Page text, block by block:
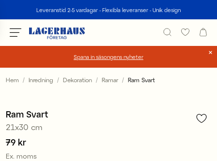
Leveranstid 2-5 vardagar - Flexibla leveranser - Unik design
Spana in säsongens nyheter
Välj språk / valuta
FI / EUR
Hem Inredning Dekoration Ramar
Ram Svart
Ram Svart
21x30 cm
Pris:79 kr
79 kr
Ex. moms